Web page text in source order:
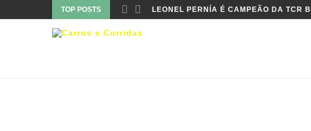
TOP POSTS LEONEL PERNÍA É CAMPEÃO DA TCR